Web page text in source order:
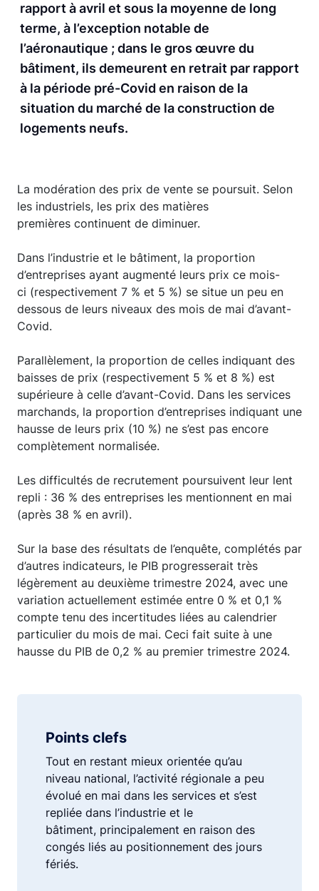
rapport à avril et sous la moyenne de long
terme, à l’exception notable de
l’aéronautique ; dans le gros œuvre du
bâtiment, ils demeurent en retrait par rapport
à la période pré-Covid en raison de la
situation du marché de la construction de
logements neufs.
La modération des prix de vente se poursuit. Selon
les industriels, les prix des matières
premières continuent de diminuer.
Dans l’industrie et le bâtiment, la proportion
d’entreprises ayant augmenté leurs prix ce mois-
ci (respectivement 7 % et 5 %) se situe un peu en
dessous de leurs niveaux des mois de mai d’avant-
Covid.
Parallèlement, la proportion de celles indiquant des
baisses de prix (respectivement 5 % et 8 %) est
supérieure à celle d’avant-Covid. Dans les services
marchands, la proportion d’entreprises indiquant une
hausse de leurs prix (10 %) ne s’est pas encore
complètement normalisée.
Les difficultés de recrutement poursuivent leur lent
repli : 36 % des entreprises les mentionnent en mai
(après 38 % en avril).
Sur la base des résultats de l’enquête, complétés par
d’autres indicateurs, le PIB progresserait très
légèrement au deuxième trimestre 2024, avec une
variation actuellement estimée entre 0 % et 0,1 %
compte tenu des incertitudes liées au calendrier
particulier du mois de mai. Ceci fait suite à une
hausse du PIB de 0,2 % au premier trimestre 2024.
Points clefs
Tout en restant mieux orientée qu’au
niveau national, l’activité régionale a peu
évolué en mai dans les services et s’est
repliée dans l’industrie et le
bâtiment, principalement en raison des
congés liés au positionnement des jours
fériés.